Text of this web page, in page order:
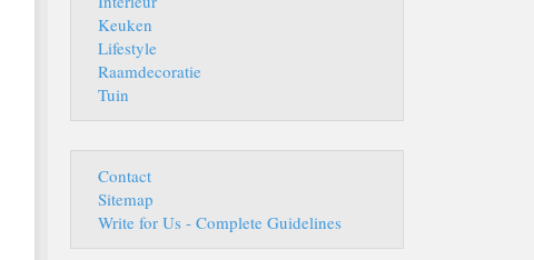
Keuken
Lifestyle
Raamdecoratie
Tuin
Contact
Sitemap
Write for Us - Complete Guidelines